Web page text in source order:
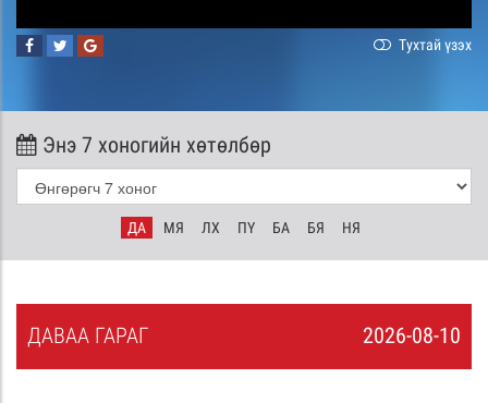
Тухтай үзэх
Энэ 7 хоногийн хөтөлбөр
ДА МЯ ЛХ ПҮ БА БЯ НЯ
2026-08-10
ДАВАА ГАРАГ